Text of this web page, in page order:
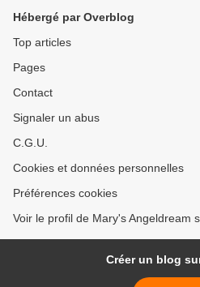
Hébergé par Overblog
Top articles
Pages
Contact
Signaler un abus
C.G.U.
Cookies et données personnelles
Préférences cookies
Voir le profil de Mary's Angeldream
Créer un blog